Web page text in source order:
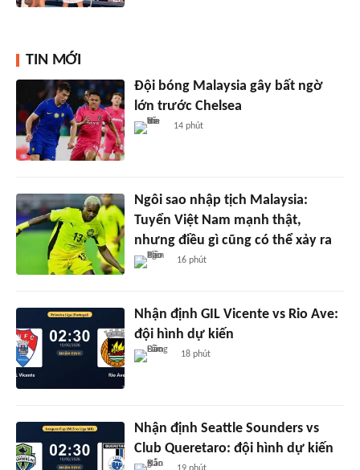
TIN MỚI
Đội bóng Malaysia gây bất ngờ
lớn trước Chelsea
14 phút
Ngôi sao nhập tịch Malaysia:
Tuyển Việt Nam mạnh thật,
nhưng điều gì cũng có thể xảy ra
16 phút
Nhận định GIL Vicente vs Rio Ave:
đội hình dự kiến
18 phút
Nhận định Seattle Sounders vs
Club Queretaro: đội hình dự kiến